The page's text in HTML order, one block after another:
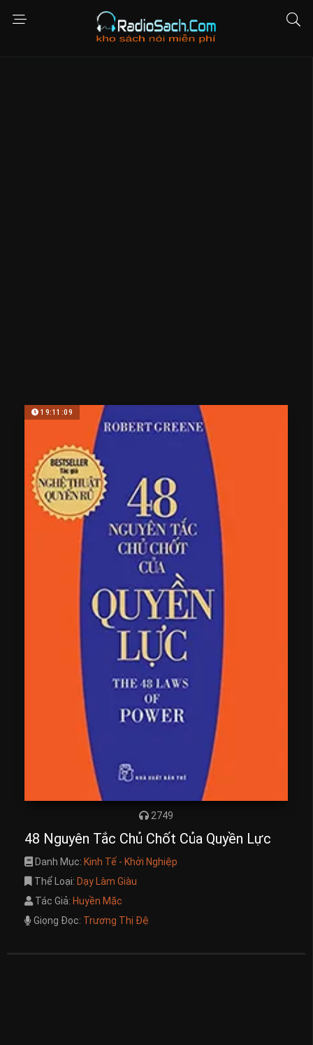
19:11:09
2749
48 Nguyên Tắc Chủ Chốt Của Quyền Lực
Danh Mục: Kinh Tế - Khởi Nghiệp
Thể Loại: Dạy Làm Giàu
Tác Giả: Huyền Mặc
Giọng Đọc: Trương Thị Đệ